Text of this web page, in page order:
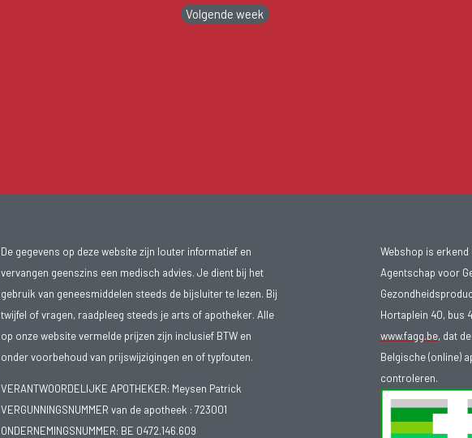
Volgende week
De gegevens op deze website zijn louter informatief en
vervangen geenszins een medisch advies. Je dient bij het
gebruik van geneesmiddelen steeds de bijsluiter te lezen. Bij
twijfel of vragen, raadpleeg steeds je arts of apotheker. Alle
op onze website vermelde prijzen zijn inclusief BTW en
onder voorbehoud van prijswijzigingen en of typfouten.
VERANTWOORDELIJKE APOTHEKER: Meysen Patrick
VERGUNNINGSNUMMER van de apotheek : 723001
ONDERNEMINGSNUMMER: BE 0472.146.609
Webshop is
Agentschap voor
Hortaplein 40, bus
www.fagg.be, dat
Belgische (online)
controleren.